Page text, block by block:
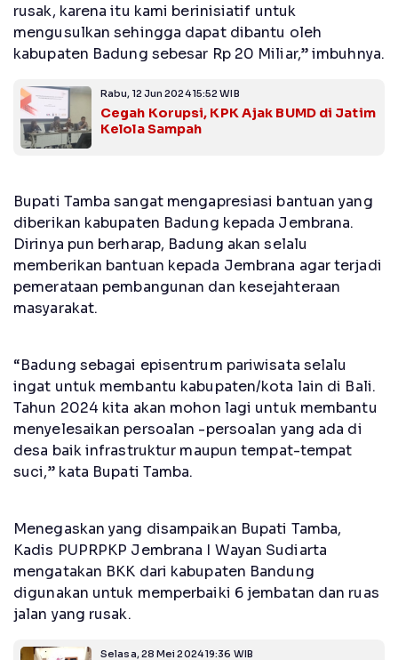
rusak, karena itu kami berinisiatif untuk
mengusulkan sehingga dapat dibantu oleh
kabupaten Badung sebesar Rp 20 Miliar,” imbuhnya.
Rabu, 12 Jun 2024 15:52 WIB
Cegah Korupsi, KPK Ajak BUMD di Jatim
Kelola Sampah
Bupati Tamba sangat mengapresiasi bantuan yang
diberikan kabupaten Badung kepada Jembrana.
Dirinya pun berharap, Badung akan selalu
memberikan bantuan kepada Jembrana agar terjadi
pemerataan pembangunan dan kesejahteraan
masyarakat.
“Badung sebagai episentrum pariwisata selalu
ingat untuk membantu kabupaten/kota lain di Bali.
Tahun 2024 kita akan mohon lagi untuk membantu
menyelesaikan persoalan -persoalan yang ada di
desa baik infrastruktur maupun tempat-tempat
suci,” kata Bupati Tamba.
Menegaskan yang disampaikan Bupati Tamba,
Kadis PUPRPKP Jembrana I Wayan Sudiarta
mengatakan BKK dari kabupaten Bandung
digunakan untuk memperbaiki 6 jembatan dan ruas
jalan yang rusak.
Selasa, 28 Mei 2024 19:36 WIB